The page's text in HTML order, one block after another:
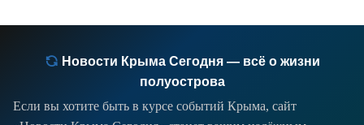
фиктивных сделок с маткапиталом.
Новости Крыма Сегодня — всё о жизни
полуострова
Если вы хотите быть в курсе событий Крыма, сайт